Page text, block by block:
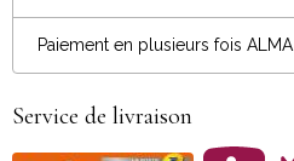
Paiement en plusieurs fois ALMA
Service de livraison